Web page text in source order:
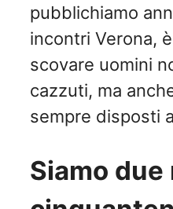
pubblichiamo
incontri Verona,
scovare uomini
cazzuti, ma
sempre disposti
Siamo due